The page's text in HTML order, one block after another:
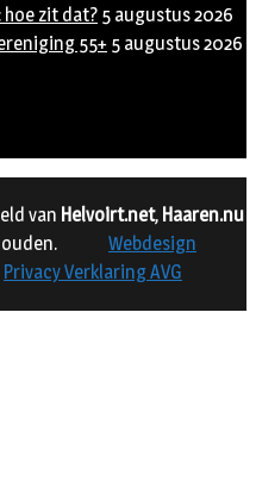
hoe zit dat? 5 augustus 2026
55+ 5 augustus 2026
van Helvoirt.net, Haaren.nu
Webdesign
Privacy Verklaring AVG